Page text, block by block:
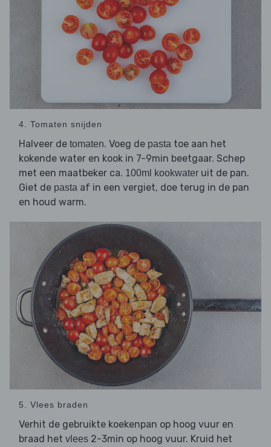
4. Tomaten snijden
Halveer de tomaten. Voeg de pasta toe aan het
kokende water en kook in 7-9min beetgaar. Schep
met een maatbeker ca. 100ml kookwater uit de pan.
Giet de pasta af in een vergiet, doe terug in de pan
en houd warm.
5. Vlees braden
Verhit de gebruikte koekenpan op hoog vuur en
braad het vlees 2-3min op hoog vuur. Kruid het